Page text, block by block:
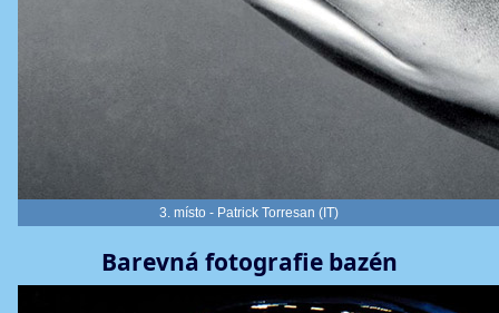
3. místo - Patrick Torresan (IT)
Barevná fotografie bazén